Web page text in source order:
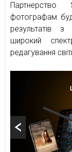
фотографам
результатів з
широкий
редагування